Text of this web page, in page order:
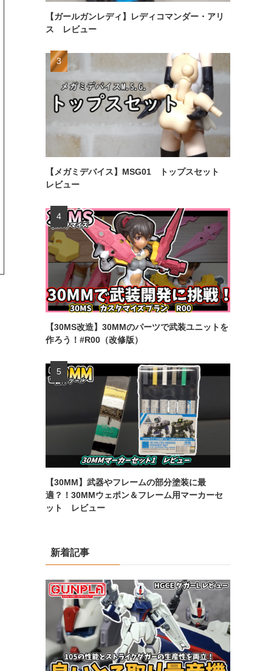
【ガールガンレディ】レディコマンダー・アリ
ス レビュー
【メガミデバイス】MSG01 トップスセット
レビュー
【30MS改造】30MMのパーツで武装ユニットを
作ろう！#R00（改修版）
【30MM】武器やフレームの部分塗装に最
適？！30MMウェポン＆フレーム用マーカーセ
ット レビュー
新着記事